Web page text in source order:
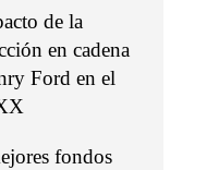
de la
en cadena
Ford en el
fondos